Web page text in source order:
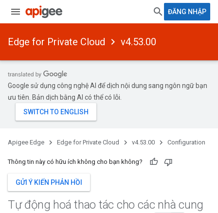
ĐĂNG NHẬP
Edge for Private Cloud v4.53.00
Google sử dụng công nghệ AI để dịch nội dung sang ngôn ngữ bạn
ưu tiên. Bản dịch bằng AI có thể có lỗi.
Apigee Edge Edge for Private Cloud v4.53.00 Configuration
Thông tin này có hữu ích không cho bạn không?
GỬI Ý KIẾN PHẢN HỒI
Tự động hoá thao tác cho các nhà cung